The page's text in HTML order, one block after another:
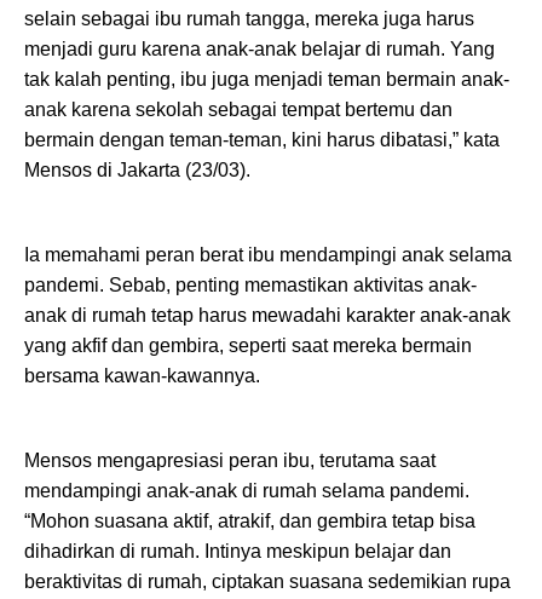
selain sebagai ibu rumah tangga, mereka juga harus
menjadi guru karena anak-anak belajar di rumah. Yang
tak kalah penting, ibu juga menjadi teman bermain anak-
anak karena sekolah sebagai tempat bertemu dan
bermain dengan teman-teman, kini harus dibatasi,” kata
Mensos di Jakarta (23/03).
Ia memahami peran berat ibu mendampingi anak selama
pandemi. Sebab, penting memastikan aktivitas anak-
anak di rumah tetap harus mewadahi karakter anak-anak
yang akfif dan gembira, seperti saat mereka bermain
bersama kawan-kawannya.
Mensos mengapresiasi peran ibu, terutama saat
mendampingi anak-anak di rumah selama pandemi.
“Mohon suasana aktif, atrakif, dan gembira tetap bisa
dihadirkan di rumah. Intinya meskipun belajar dan
beraktivitas di rumah, ciptakan suasana sedemikian rupa